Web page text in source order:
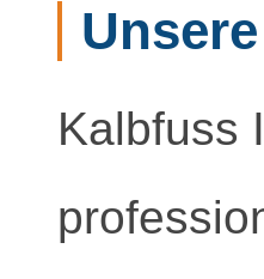
Kalbfuss